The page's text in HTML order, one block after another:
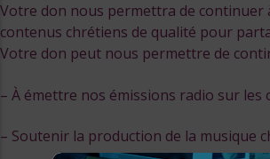
Votre don nous permettra de continuer
contenus chrétiens de qualité pour
Votre don peut nous permettre de
– À émettre nos émissions radio sur les
– Soutenir la production de la musique